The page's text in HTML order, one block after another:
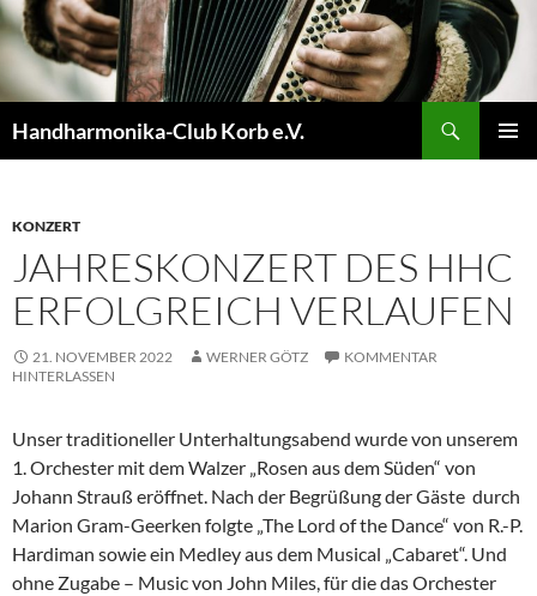
Zum
Inhalt
springen
Handharmonika-Club Korb e.V.
KONZERT
JAHRESKONZERT DES HHC
ERFOLGREICH VERLAUFEN
21. NOVEMBER 2022 WERNER GÖTZ
KOMMENTAR
HINTERLASSEN
Unser traditioneller Unterhaltungsabend wurde von unserem
1. Orchester mit dem Walzer „Rosen aus dem Süden“ von
Johann Strauß eröffnet. Nach der Begrüßung der Gäste durch
Marion Gram-Geerken folgte „The Lord of the Dance“ von R.-P.
Hardiman sowie ein Medley aus dem Musical „Cabaret“. Und
ohne Zugabe – Music von John Miles, für die das Orchester